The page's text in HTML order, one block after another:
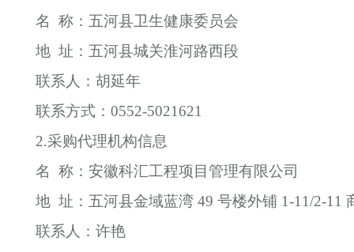
名
称：五河县卫生健康委员会
地 址：五河县城关淮河路西段
联系人：胡延年
联系方式：0552-5021621
2.采购代理机构信息
名
称：安徽科汇工程项目管理有限公司
地 址：五河县金域蓝湾 49 号楼外铺 1-11/2-11
联系人：许艳